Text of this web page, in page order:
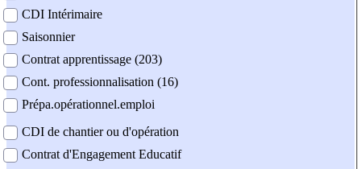
CDI Intérimaire
Saisonnier
Contrat apprentissage (203)
Cont. professionnalisation (16)
Prépa.opérationnel.emploi
CDI de chantier ou d'opération
Contrat d'Engagement Educatif